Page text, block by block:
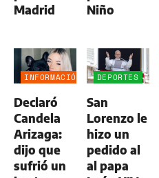
Madrid
Niño
INFORMACIÓN
Declaró
Candela
Arizaga:
dijo que
sufrió un
DEPORTES
San
Lorenzo le
hizo un
pedido al
al papa